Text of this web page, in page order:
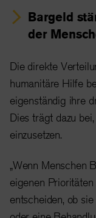
Bargeld
der
Die direkte
humanitäre Hilfe
eigenständig ihre
Dies trägt dazu
einzusetzen.
„Wenn Menschen
eigenen
entscheiden, ob